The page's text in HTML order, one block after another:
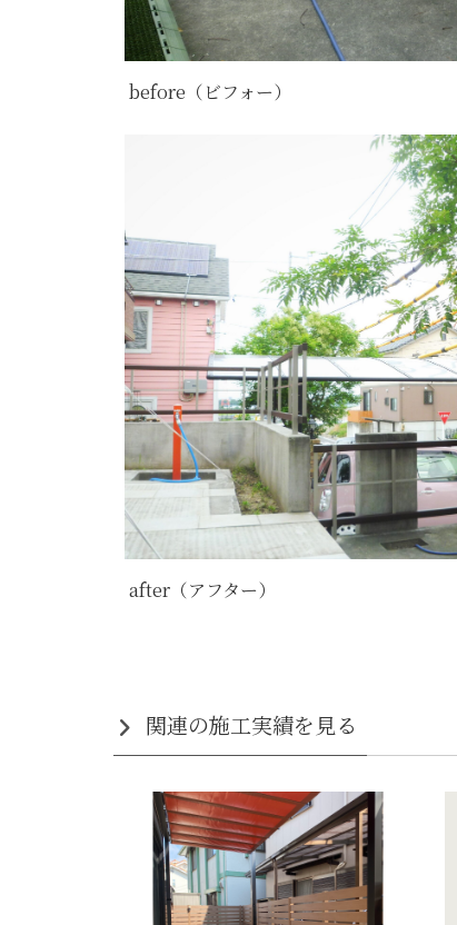
before（ビフォー）
after（アフター）
関連の施工実績を見る